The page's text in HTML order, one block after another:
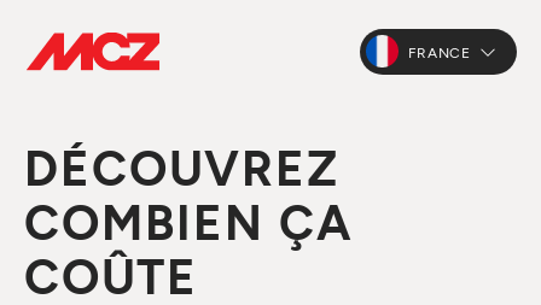
FRANCE
DÉCOUVREZ
COMBIEN ÇA
COÛTE